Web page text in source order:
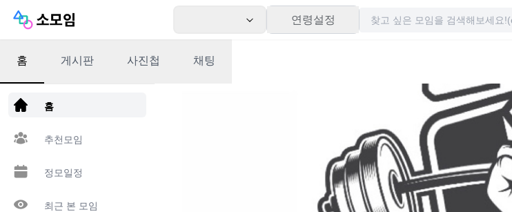
연령설정
앱 다운로드
홈
추천모임
정모일정
최근 본 모임
홈 게시판 사진첩 채팅